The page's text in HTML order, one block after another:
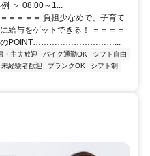
＞ 08:00～1...
＝＝＝＝ 負担少なめで、子育て
給与をゲットできる！ ＝＝＝＝
人のPOINT…………………………...
・主夫歓迎 バイク通勤OK
シフト自由
未経験者歓迎 ブランクOK
シフト制